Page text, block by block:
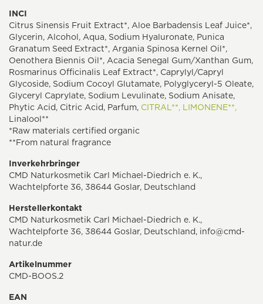
INCI
Citrus Sinensis Fruit Extract*, Aloe Barbadensis Leaf Juice*,
Glycerin, Alcohol, Aqua, Sodium Hyaluronate, Punica
Granatum Seed Extract*, Argania Spinosa Kernel Oil*,
Oenothera Biennis Oil*, Acacia Senegal Gum/Xanthan Gum,
Rosmarinus Officinalis Leaf Extract*, Caprylyl/Capryl
Glycoside, Sodium Cocoyl Glutamate, Polyglyceryl-5 Oleate,
Glyceryl Caprylate, Sodium Levulinate, Sodium Anisate,
Phytic Acid, Citric Acid, Parfum, CITRAL**, LIMONENE**,
Linalool**
*Raw materials certified organic
**From natural fragrance
Inverkehrbringer
CMD Naturkosmetik Carl Michael-Diedrich e. K.,
Wachtelpforte 36, 38644 Goslar, Deutschland
Herstellerkontakt
CMD Naturkosmetik Carl Michael-Diedrich e. K.,
Wachtelpforte 36, 38644 Goslar, Deutschland, info@cmd-
natur.de
Artikelnummer
CMD-BOOS.2
EAN